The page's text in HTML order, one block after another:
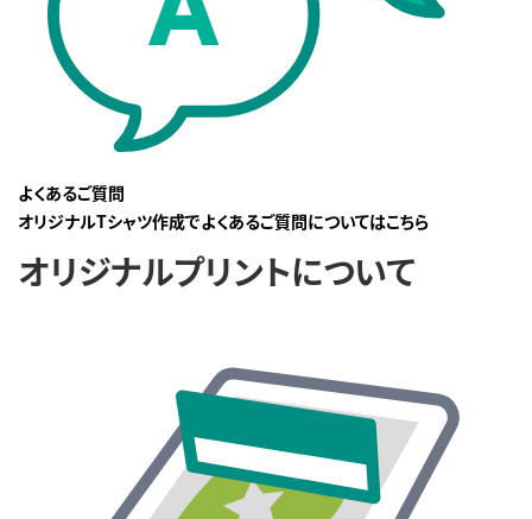
よくあるご質問
オリジナルTシャツ作成でよくあるご質問についてはこちら
オリジナルプリントについて